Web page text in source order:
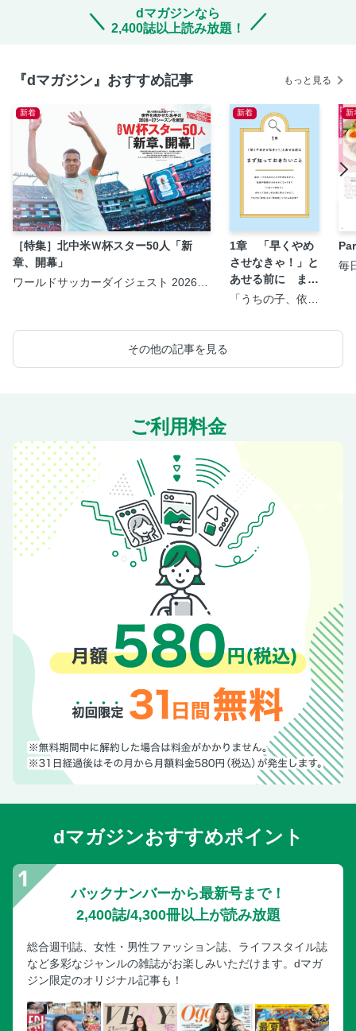
dマガジンなら
2,400誌以上読み放題！
『dマガジン』おすすめ記事 もっと見る
新着
［特集］北中米Ｗ杯スター50人「新
章、開幕」
ワールドサッカーダイジェスト 2026年
新着
1章 「早くやめ
させなきゃ！」と
あせる前に まず
知っておきたいこ
「うちの子、依存
が全部のってる本
新
毎
その他の記事を見る
ご利用料金
dマガジンおすすめポイント
バックナンバーから最新号まで！
2,400誌/4,300冊以上が読み放題
総合週刊誌、女性・男性ファッション誌、ライフスタイル誌
など多彩なジャンルの雑誌がお楽しみいただけます。dマガ
ジン限定のオリジナル記事も！